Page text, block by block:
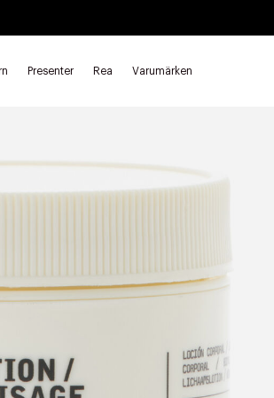
Presenter Rea Varumärken
Dagkräm